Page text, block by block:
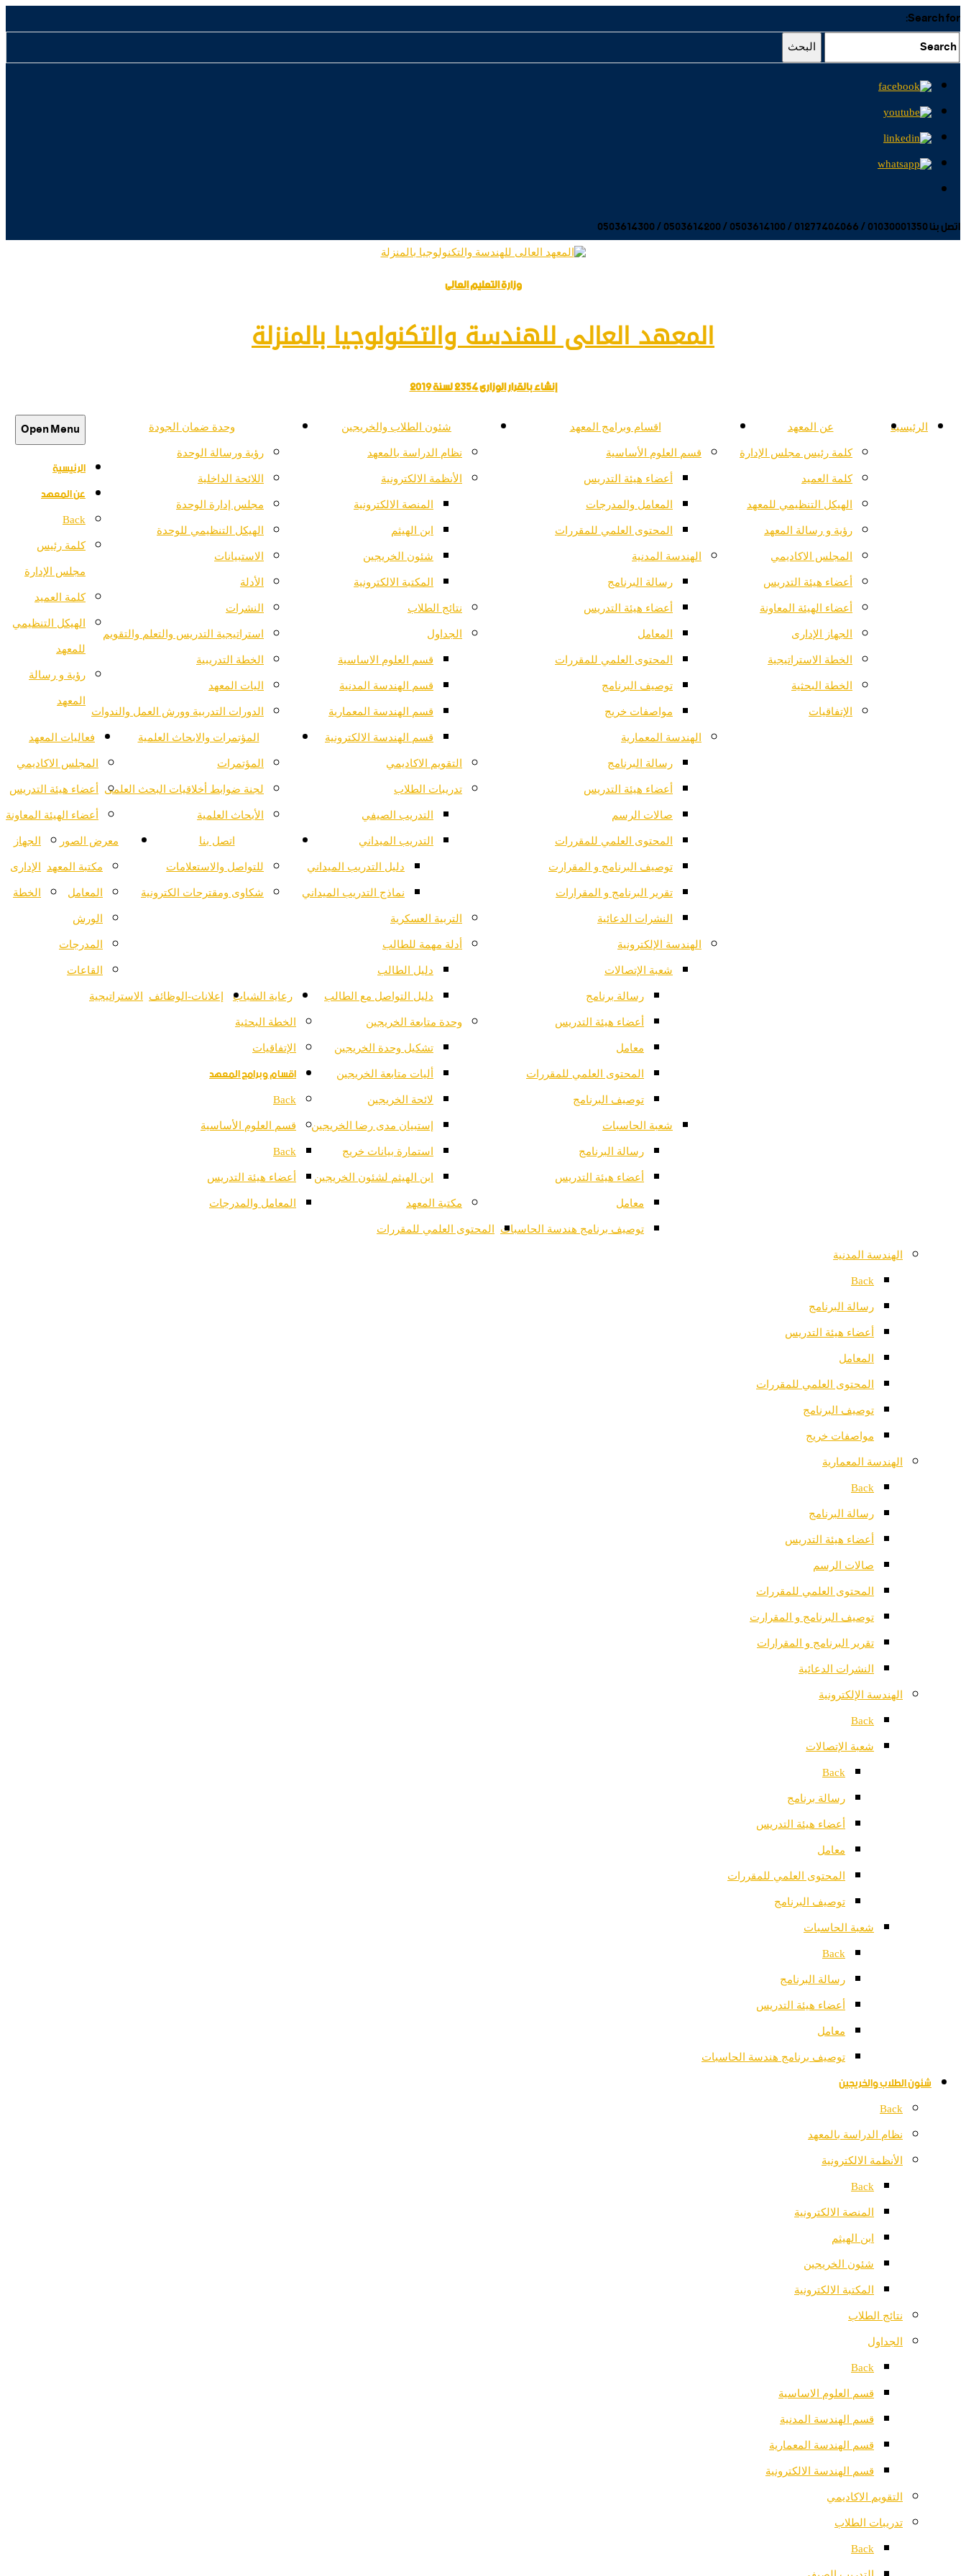
Search for:
البحث
اتصل بنا 01030001350 / 01277404066 / 0503614100 / 0503614200 / 0503614300
وزارة التعليم العالى
المعهد العالى للهندسة والتكنولوجيا بالمنزلة
إنشاء بالقرار الوزارى 2354 لسنة 2019
الرئيسية عن المعهد
كلمة رئيس مجلس الإدارة
كلمة العميد
الهيكل التنظيمي للمعهد
رؤية و رسالة المعهد
المجلس الاكاديمي
أعضاء هيئة التدريس
أعضاء الهيئة المعاونة
الجهاز الإدارى
الخطة الاستراتيجية
الخطة البحثية
الإتفاقيات
اقسام وبرامج المعهد
قسم العلوم الأساسية
أعضاء هيئة التدريس
المعامل والمدرجات
المحتوى العلمي للمقررات
الهندسة المدنية
رسالة البرنامج
أعضاء هيئة التدريس
المعامل
المحتوى العلمي للمقررات
توصيف البرنامج
مواصفات خريج
الهندسة المعمارية
رسالة البرنامج
أعضاء هيئة التدريس
صالات الرسم
المحتوى العلمي للمقررات
توصيف البرنامج و المقرارت
تقرير البرنامج و المقرارات
النشرات الدعائية
الهندسة الإلكترونية
شعبة الإتصالات
رسالة برنامج
أعضاء هيئة التدريس
معامل
المحتوى العلمي للمقررات
توصيف البرنامج
شعبة الحاسبات
رسالة البرنامج
أعضاء هيئة التدريس
معامل
توصيف برنامج هندسة الحاسبات
شئون الطلاب والخريجين
نظام الدراسة بالمعهد
الأنظمة الالكترونية
المنصة الالكترونية
ابن الهيثم
شئون الخريجين
المكتبة الالكترونية
نتائج الطلاب
الجداول
قسم العلوم الاساسية
قسم الهندسة المدنية
قسم الهندسة المعمارية
قسم الهندسة الالكترونية
التقويم الاكاديمي
تدريبات الطلاب
التدريب الصيفي
التدريب الميداني
دليل التدريب الميداني
نماذج التدريب الميداني
التربية العسكرية
أدلة مهمة للطالب
دليل الطالب
دليل التواصل مع الطالب
وحدة متابعة الخريجين
تشكيل وحدة الخريجين
أليات متابعة الخريجين
لائحة الخريجين
إستبيان مدى رضا الخريجين
استمارة بيانات خريج
ابن الهيثم لشئون الخريجين
مكتبة المعهد
وحدة ضمان الجودة
رؤية ورسالة الوحدة
اللائحة الداخلية
مجلس إدارة الوحدة
الهيكل التنظيمي للوحدة
الاستبيانات
الأدلة
النشرات
استراتيجية التدريس والتعلم والتقويم
الخطة التدريبية
اليات المعهد
الدورات التدربية وورش العمل والندوات
المؤتمرات والابحاث العلمية
المؤتمرات
لجنة ضوابط أخلاقيات البحث العلمى
الأبحاث العلمية
فعاليات المعهد
اتصل بنا
للتواصل والاستعلامات
شكاوى ومقترحات الكترونية
معرض الصور
مكتبة المعهد
المعامل
الورش
المدرجات
القاعات
رعاية الشباب إعلانات-الوظائف
Open Menu
الرئيسية
عن المعهد
Back
كلمة رئيس
مجلس الإدارة
كلمة العميد
الهيكل التنظيمي
للمعهد
رؤية و رسالة
المعهد
المجلس الاكاديمي
أعضاء هيئة التدريس
أعضاء الهيئة المعاونة
الجهاز
الإدارى
الخطة
الاستراتيجية
الخطة البحثية
الإتفاقيات
اقسام وبرامج المعهد
Back
قسم العلوم الأساسية
Back
أعضاء هيئة التدريس
المعامل والمدرجات
المحتوى العلمي للمقررات
الهندسة المدنية
Back
رسالة البرنامج
أعضاء هيئة التدريس
المعامل
المحتوى العلمي للمقررات
توصيف البرنامج
مواصفات خريج
الهندسة المعمارية
Back
رسالة البرنامج
أعضاء هيئة التدريس
صالات الرسم
المحتوى العلمي للمقررات
توصيف البرنامج و المقرارت
تقرير البرنامج و المقرارات
النشرات الدعائية
الهندسة الإلكترونية
Back
شعبة الإتصالات
Back
رسالة برنامج
أعضاء هيئة التدريس
معامل
المحتوى العلمي للمقررات
توصيف البرنامج
شعبة الحاسبات
Back
رسالة البرنامج
أعضاء هيئة التدريس
معامل
توصيف برنامج هندسة الحاسبات
شئون الطلاب والخريجين
Back
نظام الدراسة بالمعهد
الأنظمة الالكترونية
Back
المنصة الالكترونية
ابن الهيثم
شئون الخريجين
المكتبة الالكترونية
نتائج الطلاب
الجداول
Back
قسم العلوم الاساسية
قسم الهندسة المدنية
قسم الهندسة المعمارية
قسم الهندسة الالكترونية
التقويم الاكاديمي
تدريبات الطلاب
Back